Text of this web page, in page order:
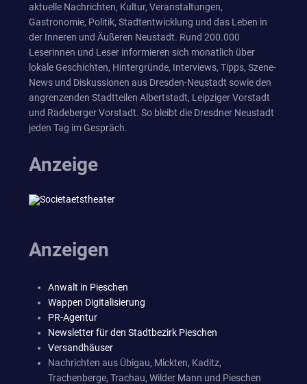
aktuelle Nachrichten, Kultur, Veranstaltungen,
Gastronomie, Politik, Stadtentwicklung und das Leben in
der Inneren und Äußeren Neustadt. Rund 200.000
Leserinnen und Leser informieren sich monatlich über
lokale Geschichten, Hintergründe, Interviews, Tipps, Szene-
News und Diskussionen aus Dresden-Neustadt sowie den
angrenzenden Stadtteilen Albertstadt, Leipziger Vorstadt
und Radeberger Vorstadt. So bleibt die Dresdner Neustadt
jeden Tag im Gespräch.
Anzeige
Anzeigen
Anwalt in Pieschen
Wappen Digitalisierung
PR-Agentur
Newsletter für den Stadtbezirk Pieschen
Versandhäuser
Nachrichten aus Übigau, Mickten, Kaditz,
Trachenberge, Trachau, Wilder Mann und Pieschen